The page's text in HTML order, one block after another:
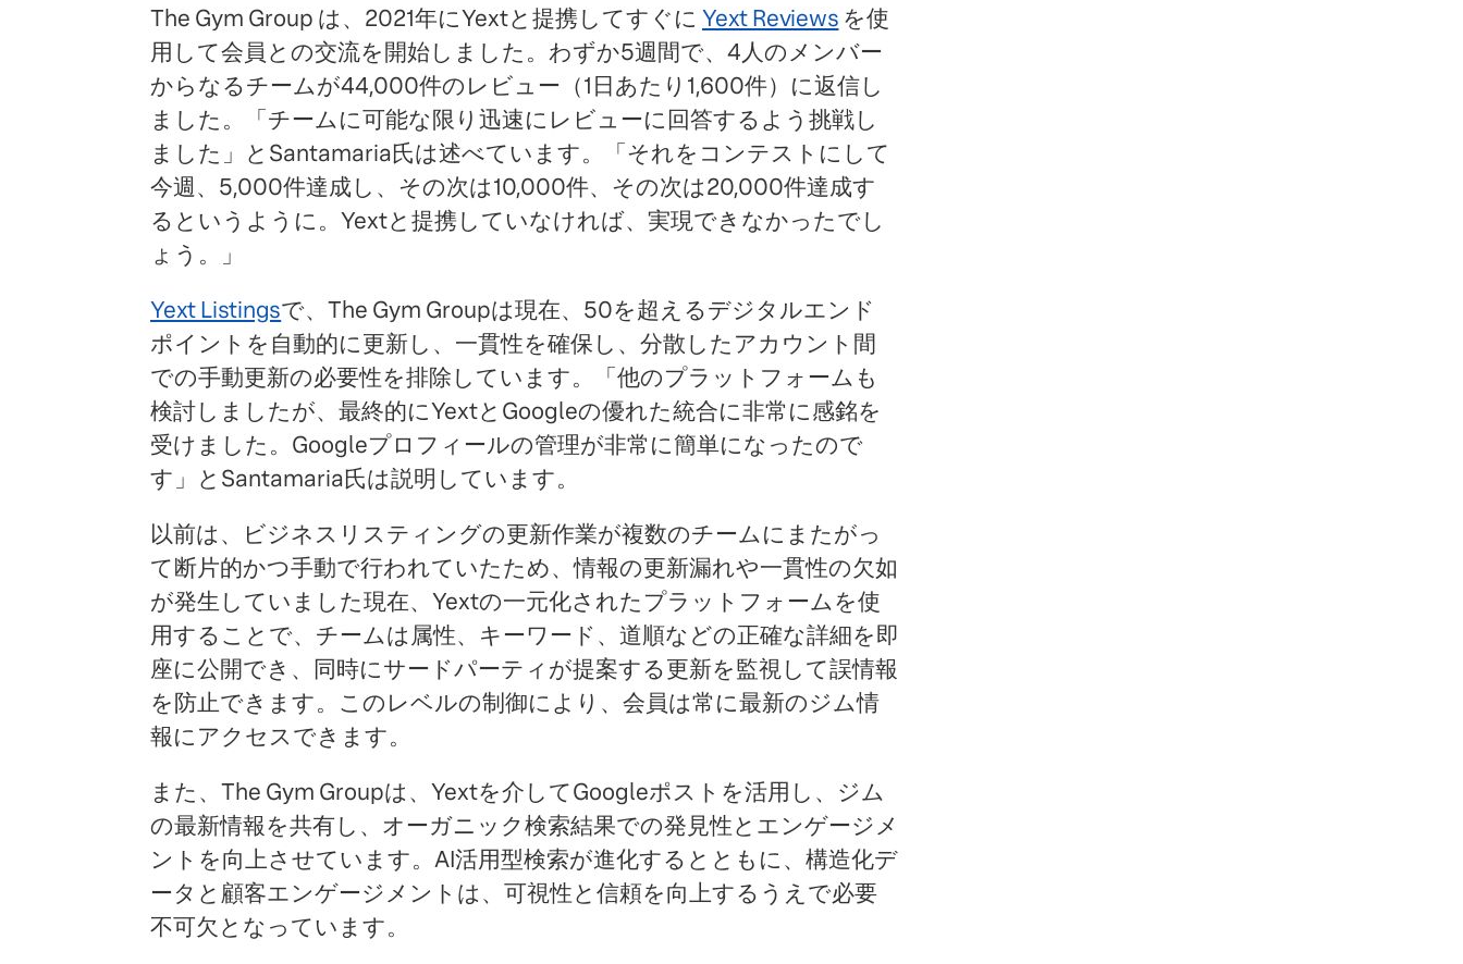
The Gym Group は、2021年にYextと提携してすぐに Yext Reviews を使
用して会員との交流を開始しました。わずか5週間で、4人のメンバー
からなるチームが44,000件のレビュー（1日あたり1,600件）に返信し
ました。「チームに可能な限り迅速にレビューに回答するよう挑戦し
ました」とSantamaria氏は述べています。「それをコンテストにして
今週、5,000件達成し、その次は10,000件、その次は20,000件達成す
るというように。Yextと提携していなければ、実現できなかったでし
ょう。」
Yext Listingsで、The Gym Groupは現在、50を超えるデジタルエンド
ポイントを自動的に更新し、一貫性を確保し、分散したアカウント間
での手動更新の必要性を排除しています。「他のプラットフォームも
検討しましたが、最終的にYextとGoogleの優れた統合に非常に感銘を
受けました。Googleプロフィールの管理が非常に簡単になったので
す」とSantamaria氏は説明しています。
以前は、ビジネスリスティングの更新作業が複数のチームにまたがっ
て断片的かつ手動で行われていたため、情報の更新漏れや一貫性の欠如
が発生していました現在、Yextの一元化されたプラットフォームを使
用することで、チームは属性、キーワード、道順などの正確な詳細を即
座に公開でき、同時にサードパーティが提案する更新を監視して誤情報
を防止できます。このレベルの制御により、会員は常に最新のジム情
報にアクセスできます。
また、The Gym Groupは、Yextを介してGoogleポストを活用し、ジム
の最新情報を共有し、オーガニック検索結果での発見性とエンゲージメ
ントを向上させています。AI活用型検索が進化するとともに、構造化デ
ータと顧客エンゲージメントは、可視性と信頼を向上するうえで必要
不可欠となっています。